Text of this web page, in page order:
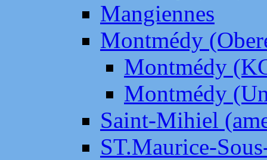
Mangiennes
Montmédy
Montmédy
Montmédy
Saint-Mihiel
ST.Maurice-